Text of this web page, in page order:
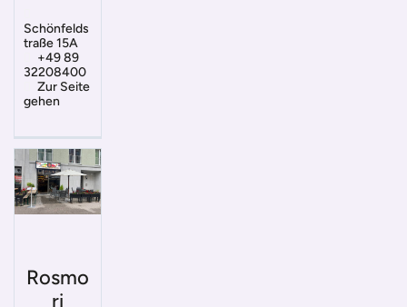
Schönfelds
traße 15A
+49 89
32208400
Zur Seite
gehen
Rosmo
ri